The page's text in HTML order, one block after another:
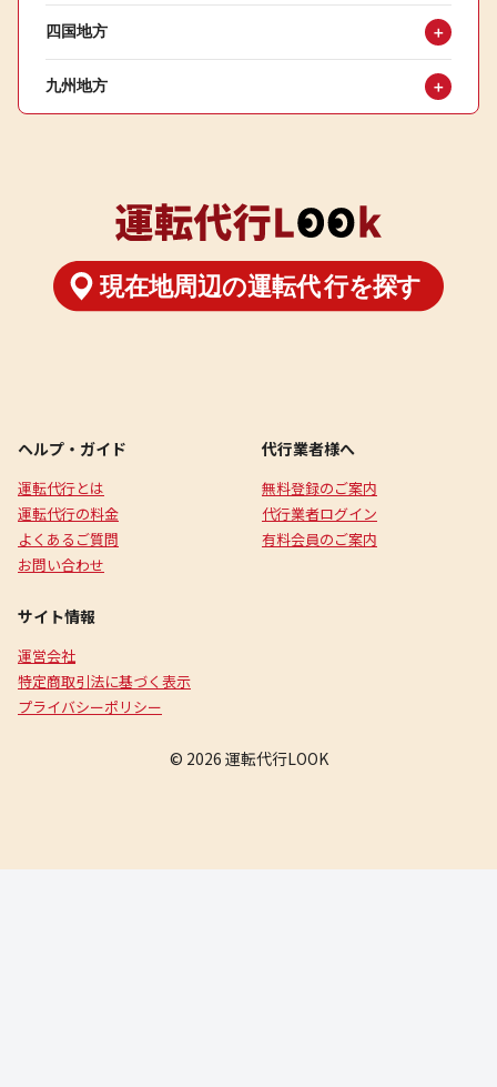
四国地方 ＋
九州地方 ＋
ヘルプ・ガイド
運転代行とは
運転代行の料金
よくあるご質問
お問い合わせ
代行業者様へ
無料登録のご案内
代行業者ログイン
有料会員のご案内
サイト情報
運営会社
特定商取引法に基づく表示
プライバシーポリシー
© 2026 運転代行LOOK